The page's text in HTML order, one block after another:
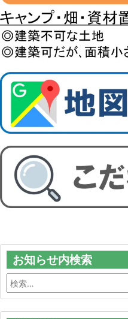
お知らせ内検索